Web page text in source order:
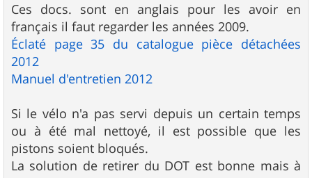
Ces docs. sont en anglais pour les avoir en
français il faut regarder les années 2009.
Éclaté page 35 du catalogue pièce détachées
2012
Manuel d'entretien 2012
Si le vélo n'a pas servi depuis un certain temps
ou à été mal nettoyé, il est possible que les
pistons soient bloqués.
La solution de retirer du DOT est bonne mais à